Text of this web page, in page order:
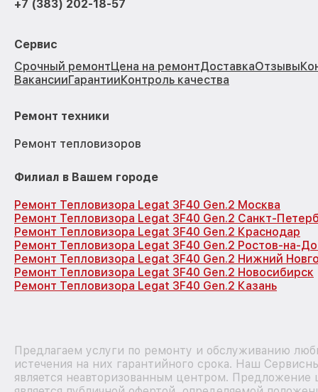
+7 (383) 202-18-57
Сервис
Срочный ремонтЦена на ремонтДоставкаОтзывы
ВакансииГарантииКонтроль качества
Ремонт техники
Ремонт тепловизоров
Филиал в Вашем городе
Ремонт Тепловизора Legat 3F40 Gen.2 Москва
Ремонт Тепловизора Legat 3F40 Gen.2 Санкт-
Ремонт Тепловизора Legat 3F40 Gen.2 Краснодар
Ремонт Тепловизора Legat 3F40 Gen.2 Ростов-на-
Ремонт Тепловизора Legat 3F40 Gen.2 Нижний
Ремонт Тепловизора Legat 3F40 Gen.2 Новосибирск
Ремонт Тепловизора Legat 3F40 Gen.2 Казань
Предлагаем услуги по ремонту и обслуживанию
истечения на них гарантийного срока. Наш
является неавторизованным центром. Предложение